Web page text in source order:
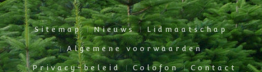
Sitemap Nieuws Lidmaatschap
Algemene voorwaarden
Privacy-beleid Colofon Contact